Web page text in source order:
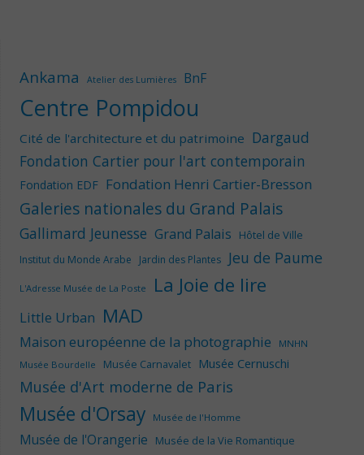
Ankama Atelier des Lumières BnF
Centre Pompidou
Cité de l'architecture et du patrimoine Dargaud
Fondation Cartier pour l'art contemporain
Fondation EDF Fondation Henri Cartier-Bresson
Galeries nationales du Grand Palais
Gallimard Jeunesse Grand Palais Hôtel de Ville
Institut du Monde Arabe Jardin des Plantes Jeu de Paume
L'Adresse Musée de La Poste La Joie de lire
Little Urban MAD
Maison européenne de la photographie
MNHN
Musée Bourdelle
Musée Carnavalet Musée Cernuschi
Musée d'Art moderne de Paris
Musée d'Orsay Musée de l'Homme
Musée de l'Orangerie Musée de la Vie Romantique